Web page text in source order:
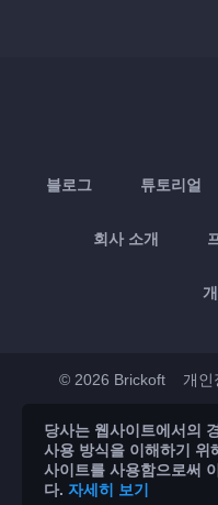
블로그 튜토리얼
회사 소개
© 2026 Brickoft 개인
App Store
당사는 웹사이트에서의
사용 방식을 이해하기 위
사이트를 사용함으로써
다. 자세히 보기